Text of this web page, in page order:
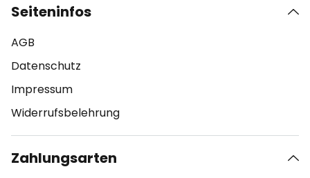
Seiteninfos
AGB
Datenschutz
Impressum
Widerrufsbelehrung
Zahlungsarten